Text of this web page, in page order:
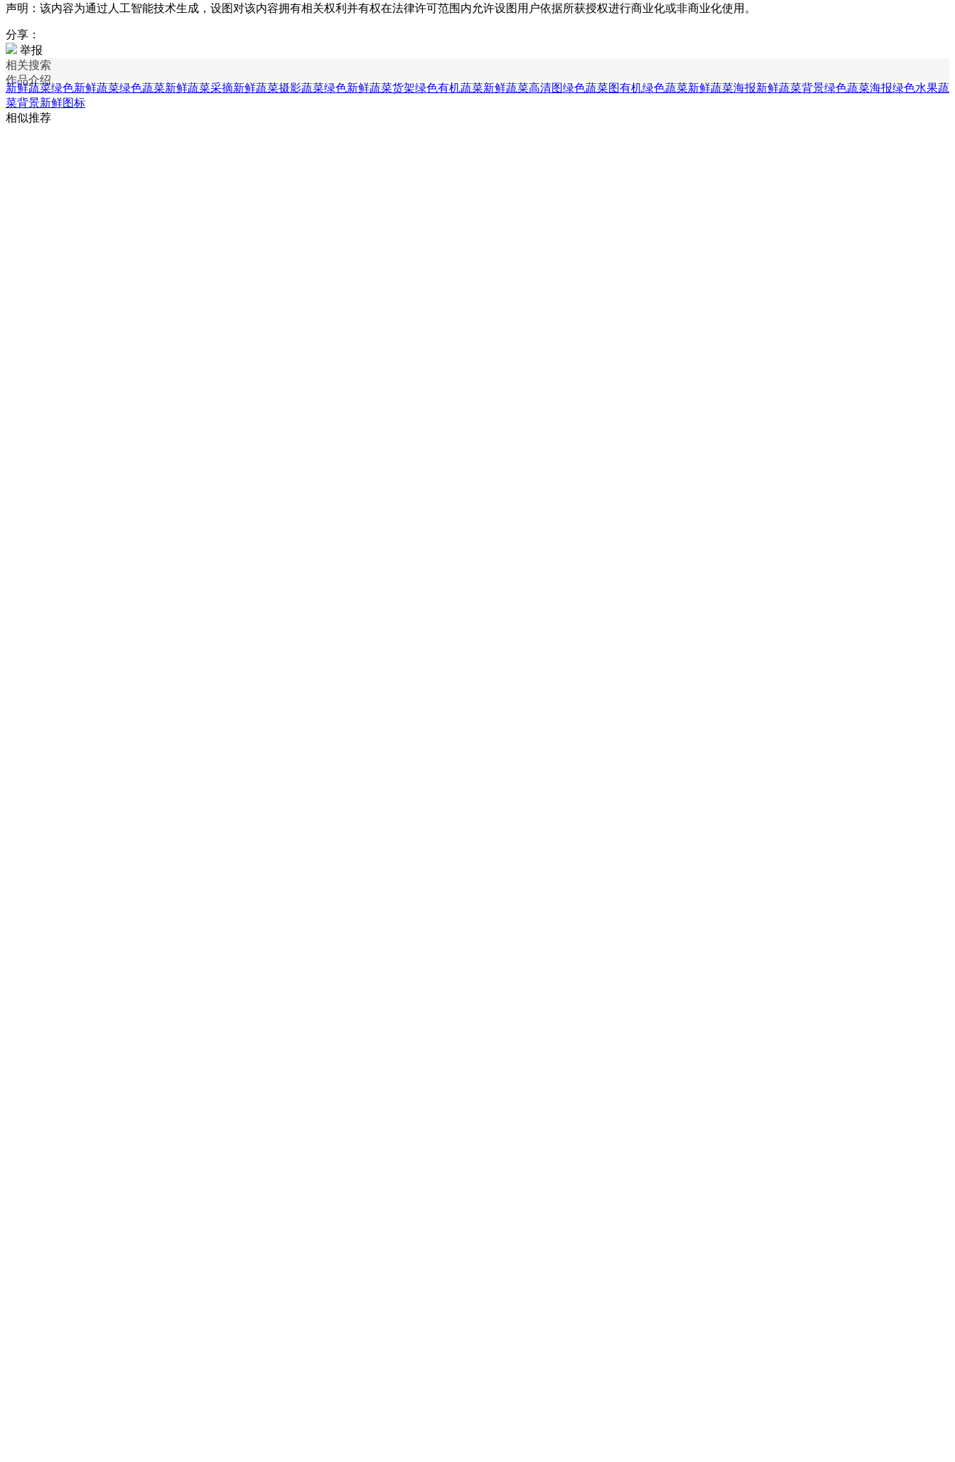
声明：该内容为通过人工智能技术生成，设图对该内容拥有相关权利并有权在法律许可范围内允许设图用户依据所获授权进行商业化或非商业化使用。
分享：
举报
相关搜索
作品介绍
新鲜蔬菜绿色新鲜蔬菜绿色蔬菜新鲜蔬菜采摘新鲜蔬菜摄影蔬菜绿色新鲜蔬菜货架绿色有机蔬菜新鲜蔬菜高清图绿色蔬菜图有机绿色蔬菜新鲜蔬菜海报新鲜蔬菜背景绿色蔬菜海报绿色水果蔬
菜背景新鲜图标
相似推荐